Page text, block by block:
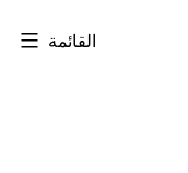
القائمة